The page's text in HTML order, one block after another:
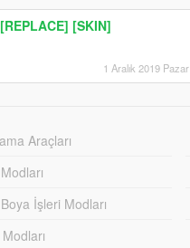
[SKIN]
1 Aralık 2019 Pazar
Araçları
İşleri Modları